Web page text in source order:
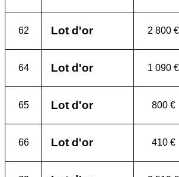
62 Lot d'or 2 800 €
64 Lot d'or 1 090 €
65 Lot d'or 800 €
66 Lot d'or 410 €